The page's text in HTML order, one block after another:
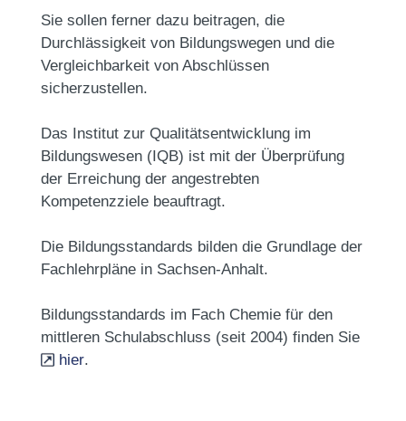
Sie sollen ferner dazu beitragen, die
Durchlässigkeit von Bildungswegen und die
Vergleichbarkeit von Abschlüssen
sicherzustellen.
Das Institut zur Qualitätsentwicklung im
Bildungswesen (IQB) ist mit der Überprüfung
der Erreichung der angestrebten
Kompetenzziele beauftragt.
Die Bildungsstandards bilden die Grundlage der
Fachlehrpläne in Sachsen-Anhalt.
Bildungsstandards im Fach Chemie für den
mittleren Schulabschluss (seit 2004) finden Sie
hier.